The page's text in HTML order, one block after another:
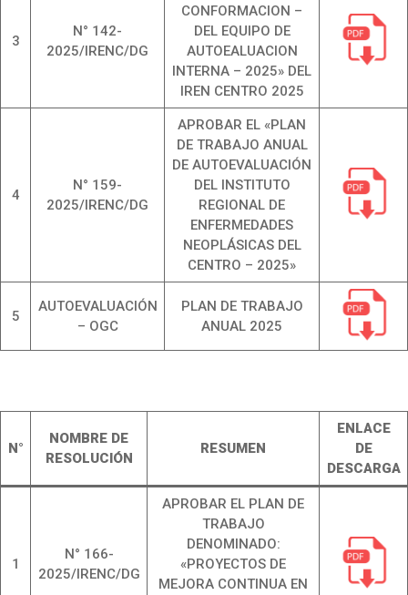
3
N° 142-
2025/IRENC/DG
CONFORMACION –
DEL EQUIPO DE
AUTOEALUACION
INTERNA – 2025» DEL
IREN CENTRO 2025
4
N° 159-
2025/IRENC/DG
APROBAR EL «PLAN
DE TRABAJO ANUAL
DE AUTOEVALUACIÓN
DEL INSTITUTO
REGIONAL DE
ENFERMEDADES
NEOPLÁSICAS DEL
CENTRO – 2025»
5
AUTOEVALUACIÓN
– OGC
PLAN DE TRABAJO
ANUAL 2025
N°
NOMBRE DE
RESOLUCIÓN
RESUMEN
ENLACE
DE
DESCARGA
1
N° 166-
2025/IRENC/DG
APROBAR EL PLAN DE
TRABAJO
DENOMINADO:
«PROYECTOS DE
MEJORA CONTINUA EN